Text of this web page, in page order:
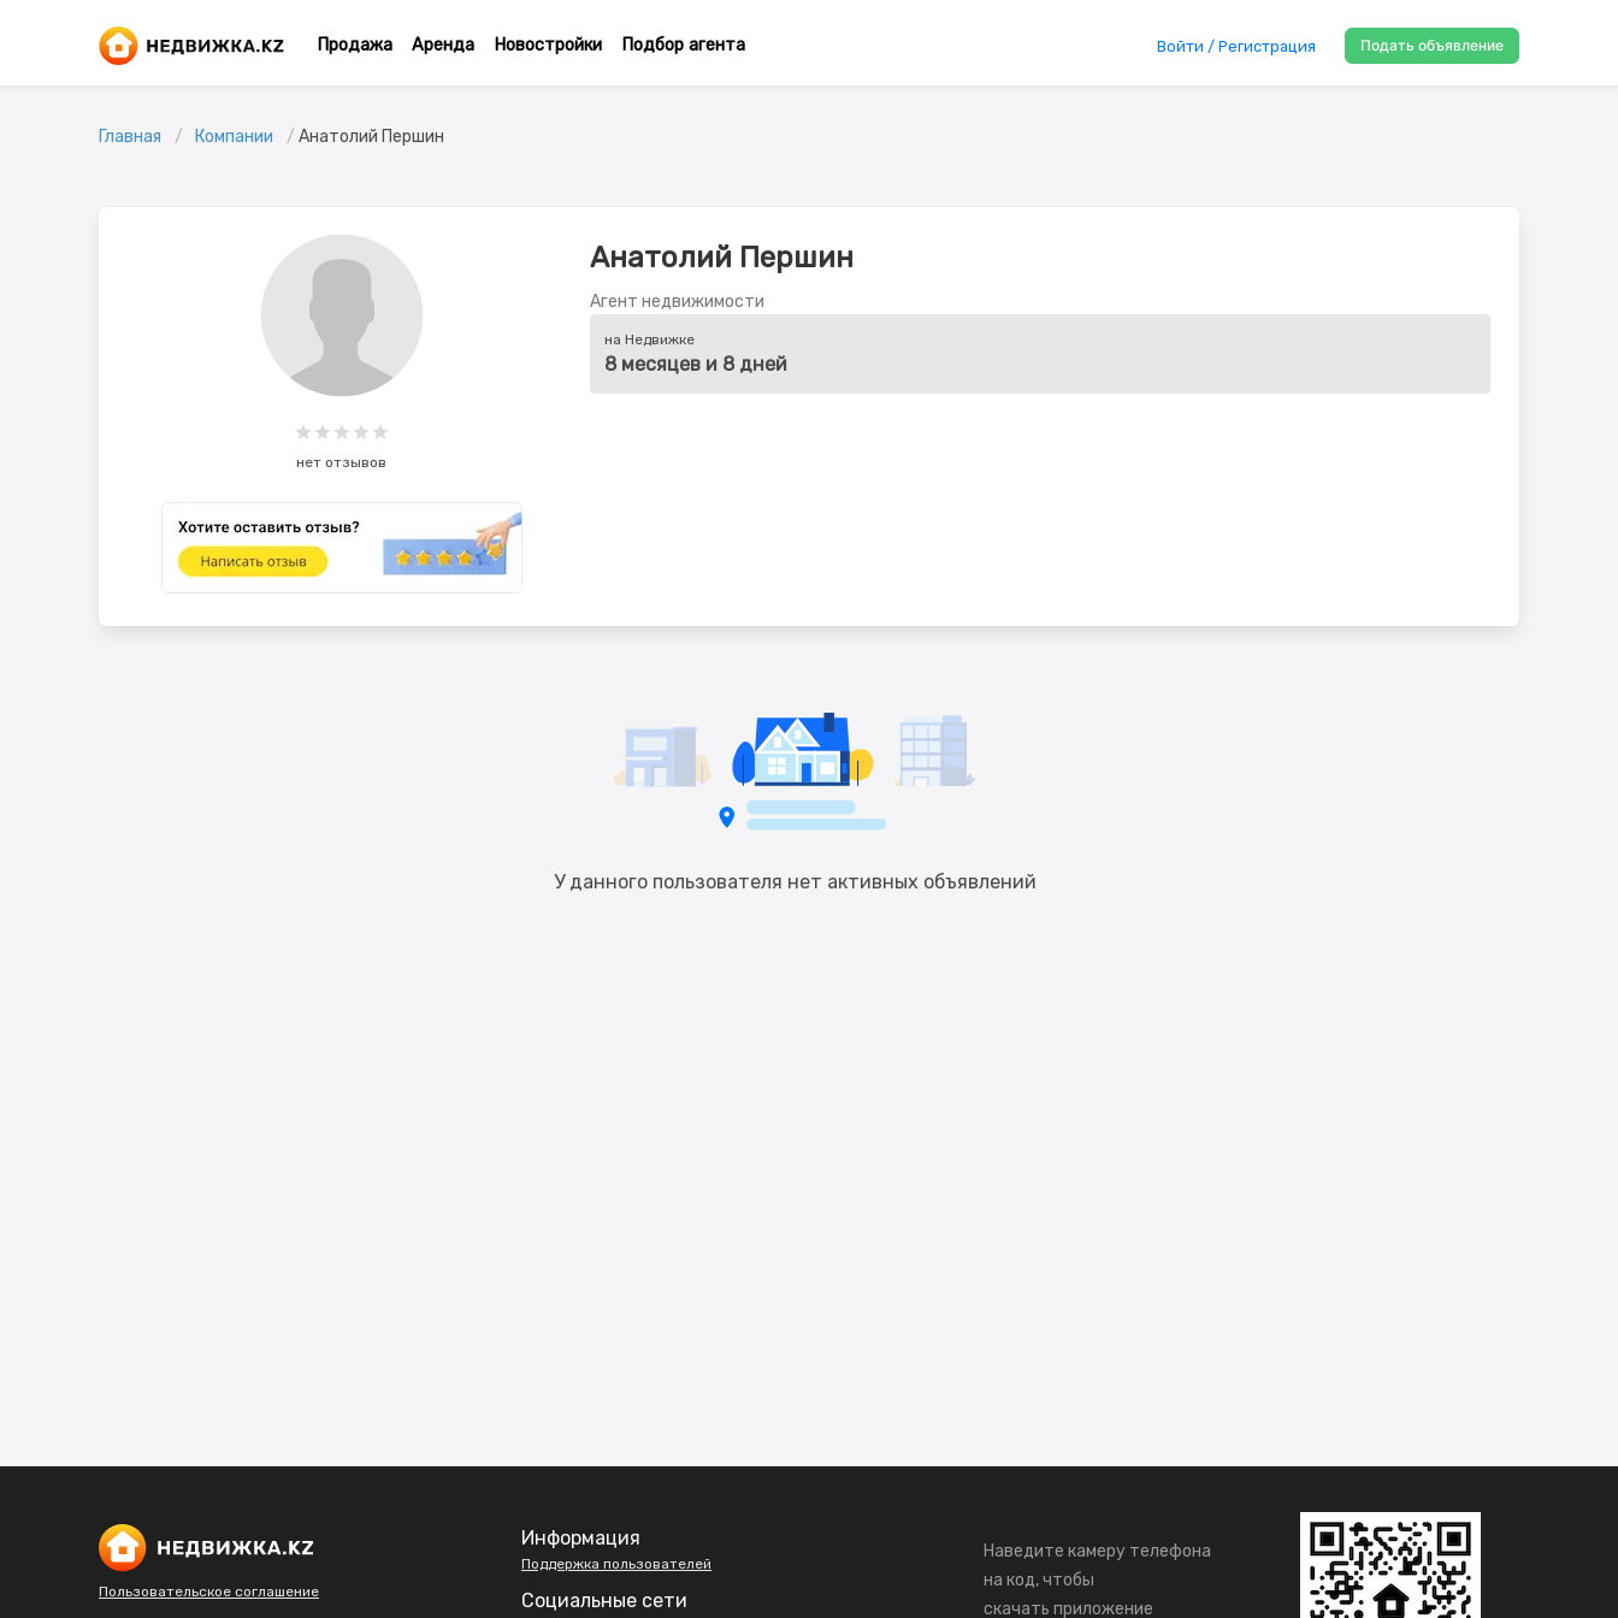
Продажа Аренда Новостройки Подбор агента Войти / Регистрация Подать объявление
Главная Компании Анатолий Першин
нет отзывов
Анатолий Першин
Агент недвижимости
на Недвижке
8 месяцев и 8 дней
У данного пользователя нет активных объявлений
Пользовательское соглашение
Информация
Поддержка пользователей
Социальные сети
Наведите камеру телефона
на код, чтобы
скачать приложение